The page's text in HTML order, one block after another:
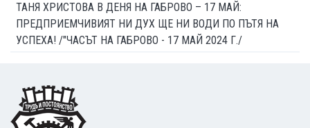
ТАНЯ ХРИСТОВА В ДЕНЯ НА ГАБРОВО – 17 МАЙ:
ПРЕДПРИЕМЧИВИЯТ НИ ДУХ ЩЕ НИ ВОДИ ПО ПЪТЯ НА
УСПЕХА! /"ЧАСЪТ НА ГАБРОВО - 17 МАЙ 2024 Г./
Footer